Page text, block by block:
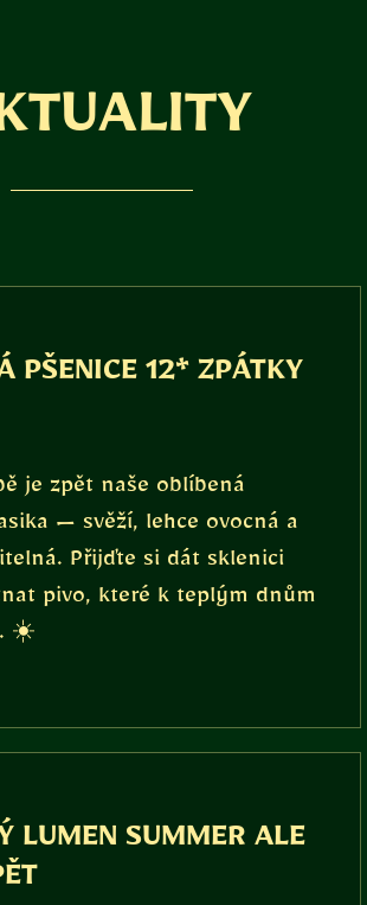
PŠENICE 12* ZPÁTKY
je zpět naše oblíbená
— svěží, lehce ovocná a
Přijďte si dát sklenici
pivo, které k teplým dnům
☀️
LUMEN SUMMER ALE